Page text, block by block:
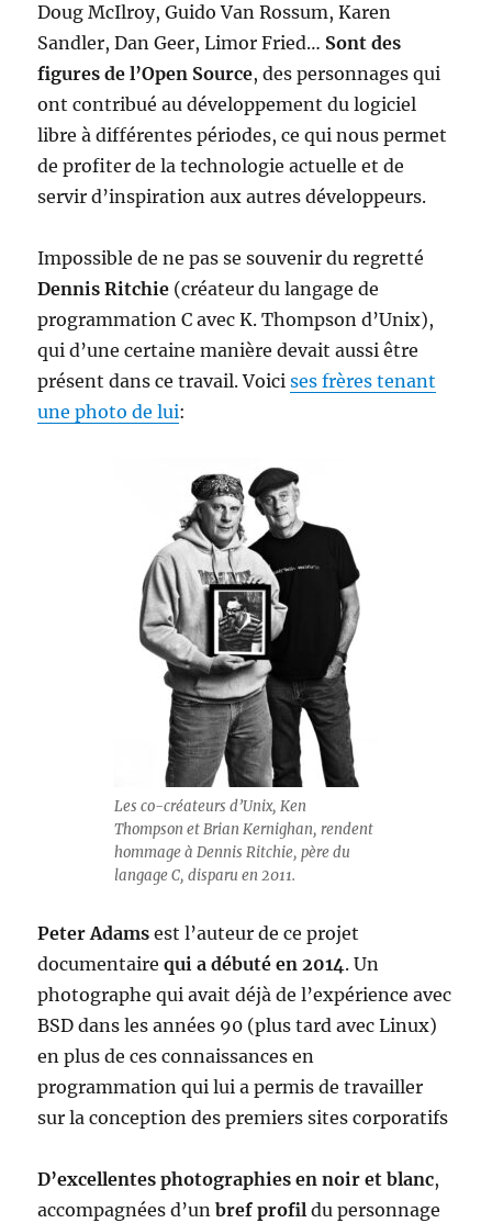
Doug McIlroy, Guido Van Rossum, Karen
Sandler, Dan Geer, Limor Fried… Sont des
figures de l’Open Source, des personnages qui
ont contribué au développement du logiciel
libre à différentes périodes, ce qui nous permet
de profiter de la technologie actuelle et de
servir d’inspiration aux autres développeurs.
Impossible de ne pas se souvenir du regretté
Dennis Ritchie (créateur du langage de
programmation C avec K. Thompson d’Unix),
qui d’une certaine manière devait aussi être
présent dans ce travail. Voicises frères tenant
une photo de lui:
Les co-créateurs d’Unix, Ken
Thompson et Brian Kernighan, rendent
hommage à Dennis Ritchie, père du
langage C, disparu en 2011.
Peter Adams est l’auteur de ce projet
documentairequi a débuté en 2014. Un
photographe qui avait déjà de l’expérience avec
BSD dans les années 90 (plus tard avec Linux)
en plus de ces connaissances en
programmation qui lui a permis de travailler
sur la conception des premiers sites corporatifs
D’excellentes photographies en noir et blanc,
accompagnées d’unbref profil du personnage